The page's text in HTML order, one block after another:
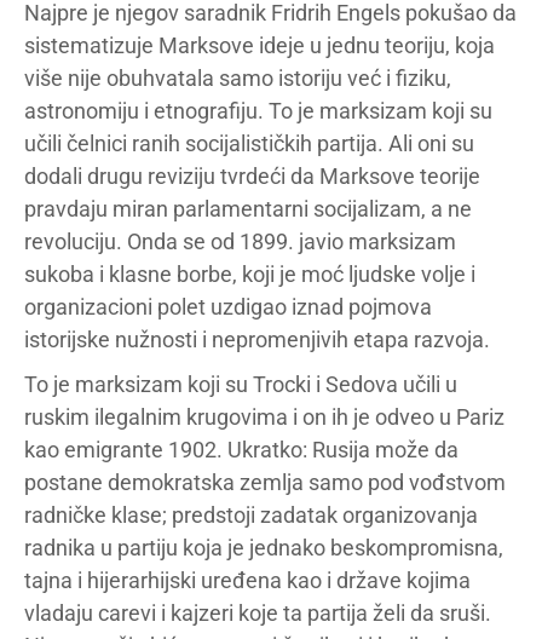
Najpre je njegov saradnik Fridrih Engels pokušao da
sistematizuje Marksove ideje u jednu teoriju, koja
više nije obuhvatala samo istoriju već i fiziku,
astronomiju i etnografiju. To je marksizam koji su
učili čelnici ranih socijalističkih partija. Ali oni su
dodali drugu reviziju tvrdeći da Marksove teorije
pravdaju miran parlamentarni socijalizam, a ne
revoluciju. Onda se od 1899. javio marksizam
sukoba i klasne borbe, koji je moć ljudske volje i
organizacioni polet uzdigao iznad pojmova
istorijske nužnosti i nepromenjivih etapa razvoja.
To je marksizam koji su Trocki i Sedova učili u
ruskim ilegalnim krugovima i on ih je odveo u Pariz
kao emigrante 1902. Ukratko: Rusija može da
postane demokratska zemlja samo pod vođstvom
radničke klase; predstoji zadatak organizovanja
radnika u partiju koja je jednako beskompromisna,
tajna i hijerarhijski uređena kao i države kojima
vladaju carevi i kajzeri koje ta partija želi da sruši.